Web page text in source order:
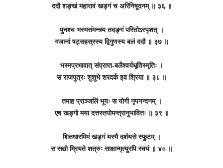
ददौ शङ्खं महारावं खड्गं च अरिनिषूदनम् ॥ ३६ ॥
पुनश्च भस्मसंमन्त्र्य तदङ्गं परितोऽस्पृशत् ।
गजानां षट्सहस्रस्य द्विगुणस्य बलं ददौ ॥ ३७ ॥
भस्मप्रभावात् संप्राप्त-बलैश्वर्यधृतिस्मृतिः ।
स राजपुत्रः शुशुभे शरदर्क इव श्रिया ॥ ३८ ॥
तमाह प्राञ्जलिं भूयः स योगी नृपनन्दनम् ।
एष खड्गो मया दत्तस्तपोमन्त्रानुभावितः ॥ ३९ ॥
शितधारमिमं खड्गं यस्मै दर्शयसे स्फुटम् ।
स सद्यो म्रियते शत्रुः साक्षान्मृत्युरपि स्वयं ॥ ४० ॥